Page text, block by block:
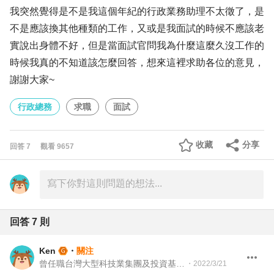
我突然覺得是不是我這個年紀的行政業務助理不太徵了，是
不是應該換其他種類的工作，又或是我面試的時候不應該老
實說出身體不好，但是當面試官問我為什麼這麼久沒工作的
時候我真的不知道該怎麼回答，想來這裡求助各位的意見，
謝謝大家~
行政總務 求職 面試
回答 7 觀看 9657 分享
收藏
回答 7 則
Ken ・ 關注
・ 2022/3/21